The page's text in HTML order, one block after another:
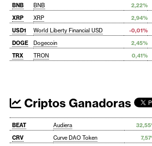
BNB BNB 2,22%
XRP
XRP 2,94%
USD1
World Liberty Financial USD -0,01%
DOGE
Dogecoin 2,45%
TRX
TRON 0,41%
Criptos Ganadoras
BEAT Audiera
CRV
Curve DAO Token